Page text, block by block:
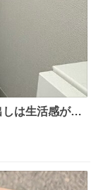
は生活感が出